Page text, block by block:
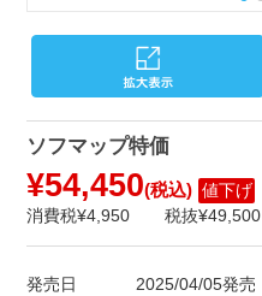
ソフマップ特価
¥54,450(税込) 値下げ
消費税¥4,950
税抜¥49,500
発売日 2025/04/05発売